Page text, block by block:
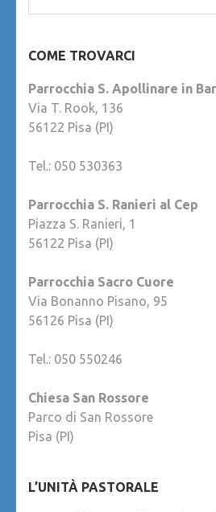
per:
COME TROVARCI
Parrocchia S. Apollinare in
Via T. Rook, 136
56122 Pisa (PI)
Tel.: 050 530363
Parrocchia S. Ranieri al Cep
Piazza S. Ranieri, 1
56122 Pisa (PI)
Parrocchia Sacro Cuore
Via Bonanno Pisano, 95
56126 Pisa (PI)
Tel.: 050 550246
Chiesa San Rossore
Parco di San Rossore
Pisa (PI)
L’UNITÀ PASTORALE